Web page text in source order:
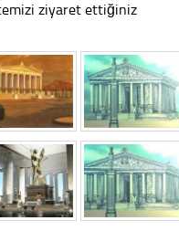
ziyaret ettiğiniz